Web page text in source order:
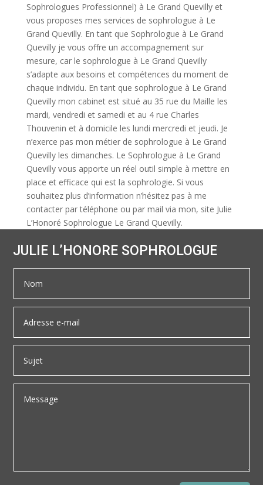
Sophrologues Professionnel) à Le Grand Quevilly et
vous proposes mes services de sophrologue à Le
Grand Quevilly. En tant que Sophrologue à Le Grand
Quevilly je vous offre un accompagnement sur
mesure, car le sophrologue à Le Grand Quevilly
s’adapte aux besoins et compétences du moment de
chaque individu. En tant que sophrologue à Le Grand
Quevilly mon cabinet est situé au 35 rue du Maille les
mardi, vendredi et samedi et au 4 rue Charles
Thouvenin et à domicile les lundi mercredi et jeudi. Je
n’exerce pas mon métier de sophrologue à Le Grand
Quevilly les dimanches. Le Sophrologue à Le Grand
Quevilly vous apporte un réel outil simple à mettre en
place et efficace qui est la sophrologie. Si vous
souhaitez plus d’information n’hésitez pas à me
contacter par téléphone ou par mail via mon, site Julie
L’Honoré Sophrologue Le Grand Quevilly.
JULIE L’HONORE SOPHROLOGUE